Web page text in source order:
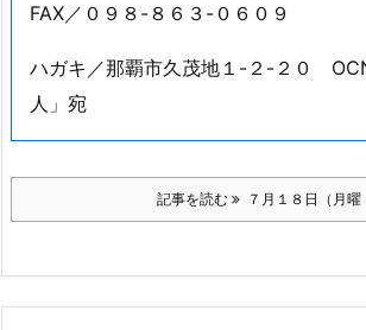
FAX／０９８-８６３-０６０９
ハガキ／那覇市久茂地１-２-２０
人」宛
記事を読む ７月１８日（月曜